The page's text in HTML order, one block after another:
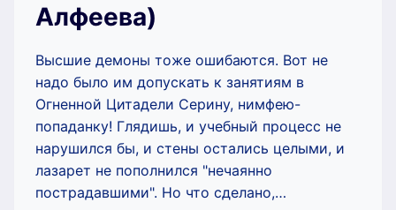
Алфеева)
Высшие демоны тоже ошибаются. Вот не
надо было им допускать к занятиям в
Огненной Цитадели Серину, нимфею-
попаданку! Глядишь, и учебный процесс не
нарушился бы, и стены остались целыми, и
лазарет не пополнился "нечаянно
пострадавшими". Но что сделано,…